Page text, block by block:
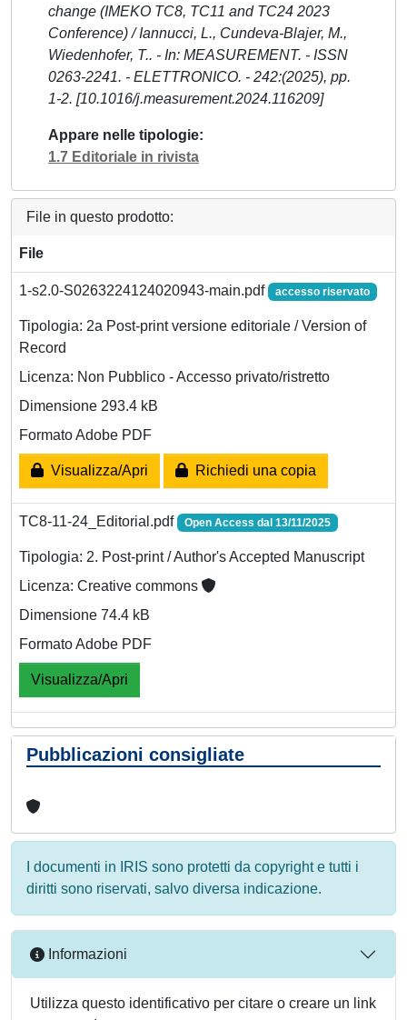
change (IMEKO TC8, TC11 and TC24 2023
Conference) / Iannucci, L., Cundeva-Blajer, M.,
Wiedenhofer, T.. - In: MEASUREMENT. - ISSN
0263-2241. - ELETTRONICO. - 242:(2025), pp.
1-2. [10.1016/j.measurement.2024.116209]
Appare nelle tipologie
1.7 Editoriale in rivista
File in questo prodotto:
File
1-s2.0-S0263224124020943-main.pdf accesso riservato
Tipologia: 2a Post-print versione editoriale / Version of
Record
Licenza: Non Pubblico - Accesso privato/ristretto
Dimensione 293.4 kB
Formato Adobe PDF
Visualizza/Apri Richiedi una copia
TC8-11-24_Editorial.pdf Open Access dal 13/11/2025
Tipologia: 2. Post-print / Author's Accepted Manuscript
Licenza: Creative commons
Dimensione 74.4 kB
Formato Adobe PDF
Visualizza/Apri
Pubblicazioni consigliate
I documenti in IRIS sono protetti da copyright e tutti i
diritti sono riservati, salvo diversa indicazione.
Informazioni
Utilizza questo identificativo per citare o creare un link